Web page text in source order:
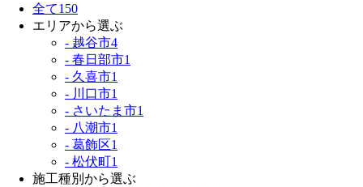
全て150
エリアから選ぶ
- 越谷市4
- 春日部市1
- 久喜市1
- 川口市1
- さいたま市1
- 八潮市1
- 葛飾区1
- 松伏町1
施工種別から選ぶ